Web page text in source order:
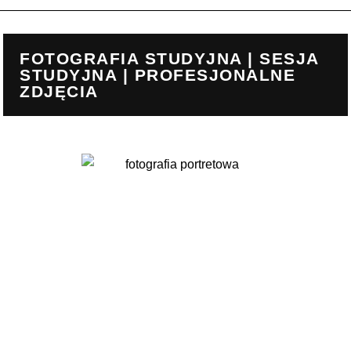
FOTOGRAFIA STUDYJNA | SESJA
STUDYJNA | PROFESJONALNE
ZDJĘCIA